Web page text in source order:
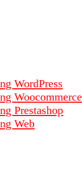
WordPress
Woocommerce
Prestashop
Web